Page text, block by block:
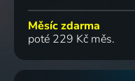
Měsíc zdarma
poté 229 Kč měs.